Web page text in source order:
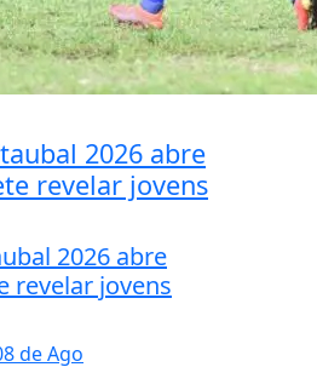
2026 abre
revelar jovens
2026 abre
revelar jovens
de Ago